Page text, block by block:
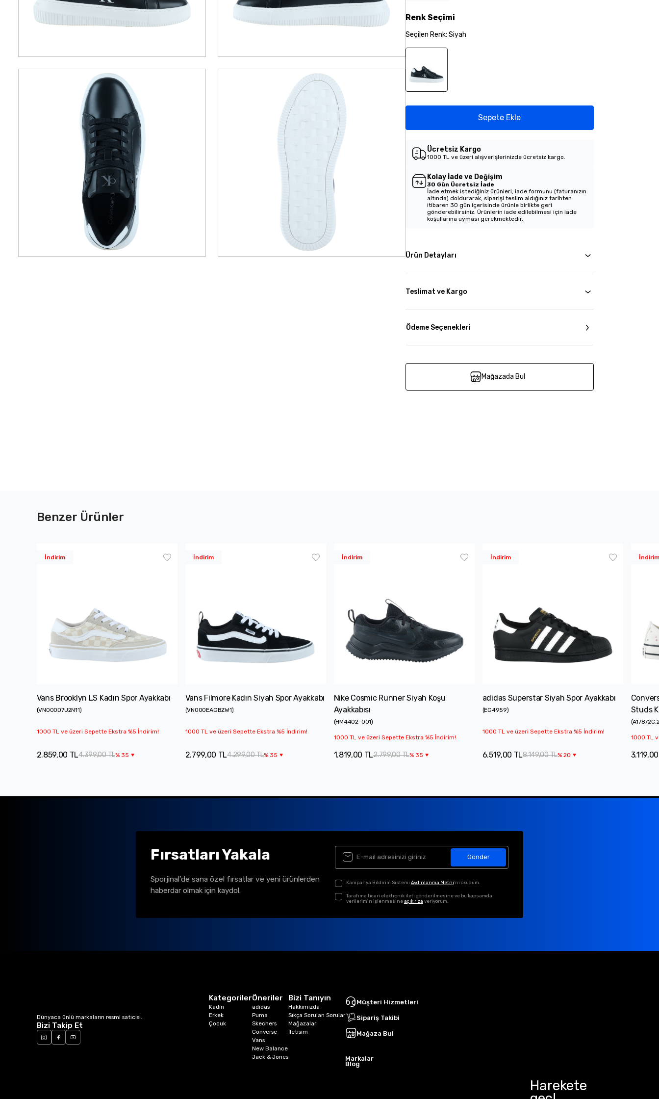
RenkSeçimi
Seçilen Renk: Siyah
Sepete Ekle
Ücretsiz Kargo
1000 TL ve üzeri alışverişlerinizde ücretsiz kargo.
Kolay İade ve Değişim
30 Gün Ücretsiz İade
İade etmek istediğiniz ürünleri, iade formunu (faturanızın
altında) doldurarak, siparişi teslim aldığınız tarihten
itibaren 30 gün içerisinde ürünle birlikte geri
gönderebilirsiniz. Ürünlerin iade edilebilmesi için iade
koşullarına uyması gerekmektedir.
Ürün Detayları
Teslimat ve Kargo
Ödeme Seçenekleri
Mağazada Bul
Benzer Ürünler
İndirim
Vans Brooklyn LS Kadın Spor Ayakkabı
(VN000D7U2N11)
1000 TL ve üzeri Sepette Ekstra %5 İndirim!
4.399,00 TL% 35
2.859,00 TL
İndirim
Vans Filmore Kadın Siyah Spor Ayakkabı
(VN000EAGBZW1)
1000 TL ve üzeri Sepette Ekstra %5 İndirim!
4.299,00 TL% 35
2.799,00 TL
İndirim
Nike Cosmic Runner Siyah Koşu
Ayakkabısı
(HM4402-001)
1000 TL ve üzeri Sepette Ekstra %5 İndirim!
2.799,00 TL% 35
1.819,00 TL
İndirim
adidas Superstar Siyah Spor Ayakkabı
(EG4959)
1000 TL ve üzeri Sepette Ekstra %5 İndirim!
8.149,00 TL%20
6.519,00 TL
İndirim
Studs
(
1000 TL
Fırsatları Yakala
Sporjinal’de sana özel fırsatlar ve yeni ürünlerden
haberdar olmak için kaydol.
Gönder
Kampanya Bildirim Sistemi Aydınlanma Metni'ni okudum.
Tarafıma ticari elektronik ileti gönderilmesine ve bu kapsamda
verilerimin işlenmesineaçık rıza veriyorum.
Dünyaca ünlü markaların resmi satıcısı.
Bizi Takip Et
Kategoriler
Kadın
Erkek
Çocuk
Öneriler
adidas
Puma
Skechers
Converse
Vans
New Balance
Jack & Jones
Bizi Tanıyın
Hakkımızda
Sıkça Sorulan Sorular
Mağazalar
İletisim
Müşteri Hizmetleri
Sipariş Takibi
Mağaza Bul
Markalar
Blog
Harekete